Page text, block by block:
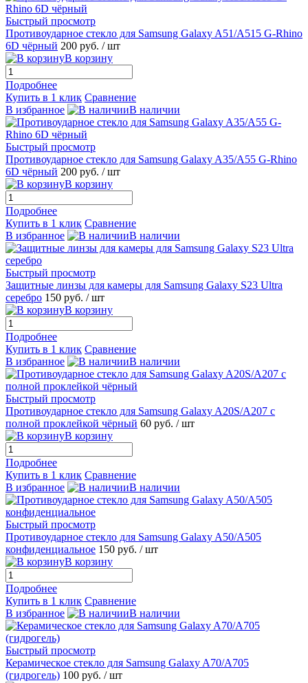
Быстрый просмотр
Противоударное стекло для Samsung Galaxy A51/A515 G-Rhino
6D чёрный 200 руб. / шт
В корзину
Подробнее
Купить в 1 клик Сравнение
В избранное
В наличии
Быстрый просмотр
Противоударное стекло для Samsung Galaxy A35/A55 G-Rhino
6D чёрный 200 руб. / шт
В корзину
Подробнее
Купить в 1 клик Сравнение
В избранное
В наличии
Быстрый просмотр
Защитные линзы для камеры для Samsung Galaxy S23 Ultra
серебро 150 руб. / шт
В корзину
Подробнее
Купить в 1 клик Сравнение
В избранное
В наличии
Быстрый просмотр
Противоударное стекло для Samsung Galaxy A20S/A207 с
полной проклейкой чёрный 60 руб. / шт
В корзину
Подробнее
Купить в 1 клик Сравнение
В избранное
В наличии
Быстрый просмотр
Противоударное стекло для Samsung Galaxy A50/A505
конфиденциальное 150 руб. / шт
В корзину
Подробнее
Купить в 1 клик Сравнение
В избранное
В наличии
Быстрый просмотр
Керамическое стекло для Samsung Galaxy A70/A705
(гидрогель) 100 руб. / шт